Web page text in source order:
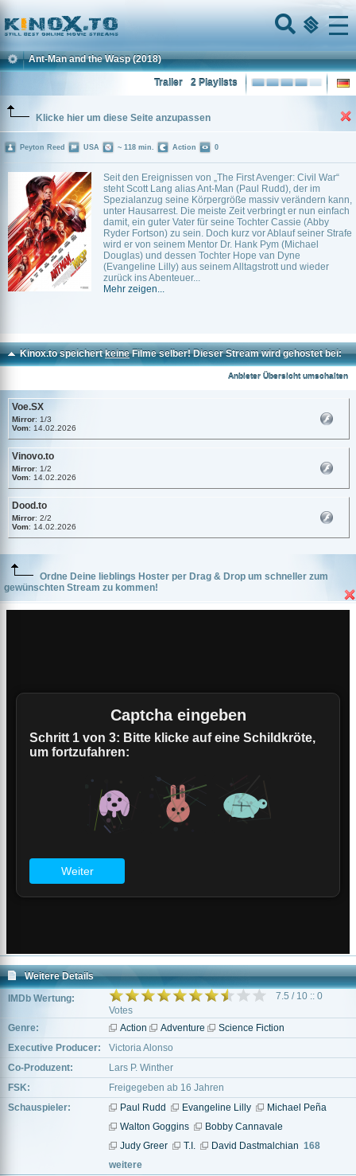
Home
Menu
Ant-Man and the Wasp (2018)
2 Playlists
Trailer
Klicke hier um diese Seite anzupassen
Seit den Ereignissen von „The First Avenger: Civil War“
steht Scott Lang alias Ant-Man (Paul Rudd), der im
Spezialanzug seine Körpergröße massiv verändern kann,
unter Hausarrest. Die meiste Zeit verbringt er nun einfach
damit, ein guter Vater für seine Tochter Cassie (Abby
Ryder Fortson) zu sein. Doch kurz vor Ablauf seiner Strafe
wird er von seinem Mentor Dr. Hank Pym (Michael
Douglas) und dessen Tochter Hope van Dyne
(Evangeline Lilly) aus seinem Alltagstrott und wieder
zurück ins Abenteuer...
Mehr zeigen...
Peyton Reed USA ~ 118 min. Action 0
Kinox.to speichertkeineFilme selber! Dieser Stream wird gehostet bei:
Anbieter Übersicht umschalten
Voe.SX
Mirror: 1/3
Vom: 14.02.2026
Vinovo.to
Mirror: 1/2
Vom: 14.02.2026
Dood.to
Mirror: 2/2
Vom: 14.02.2026
Ordne Deine lieblings Hoster per Drag & Drop um schneller zum
gewünschten Stream zu kommen!
Weitere Details
IMDb Wertung:
7.5 / 10 :: 0
Votes
Genre:
Action Adventure
Science Fiction
Executive Producer:
Victoria Alonso
Co-Produzent:
Lars P. Winther
FSK:
Freigegeben ab 16 Jahren
Schauspieler:
Paul Rudd Evangeline Lilly
Michael Peña
Walton Goggins
Bobby Cannavale
Judy Greer
T.I. David Dastmalchian 168
weitere